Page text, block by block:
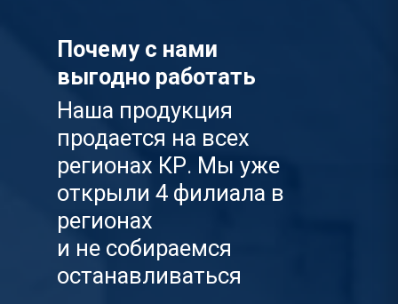
Почему с нами
выгодно работать
Наша продукция
продается на всех
регионах КР. Мы уже
открыли 4 филиала в
регионах
и не собираемся
останавливаться